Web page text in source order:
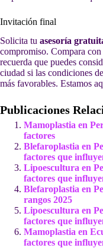
Invitación final
Solicita tu asesoría
compromiso. Compara
recuerda que puedes
ciudad si las condiciones
más favorables. Estamos
Publicaciones
Mamoplastia en
factores
Blefaroplastia en
factores que
Lipoescultura en
factores que
Blefaroplastia en
rangos 2025
Lipoescultura en
factores que
Mamoplastia en
factores que